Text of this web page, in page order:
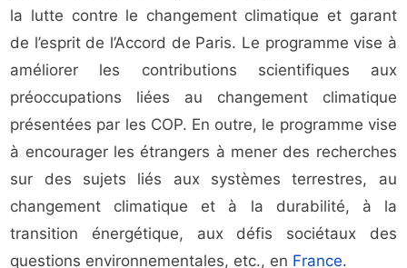
la lutte contre le changement climatique et garant
de l’esprit de l’Accord de Paris. Le programme vise à
améliorer les contributions scientifiques aux
préoccupations liées au changement climatique
présentées par les COP. En outre, le programme vise
à encourager les étrangers à mener des recherches
sur des sujets liés aux systèmes terrestres, au
changement climatique et à la durabilité, à la
transition énergétique, aux défis sociétaux des
questions environnementales, etc., en France.